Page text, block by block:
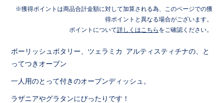
獲得ポイントは商品合計金額に対して加算される為、このページでの獲
得ポイントと異なる場合がございます。
ポイントについて詳しくはこちら をご確認ください。
ポーリッシュポタリー、ツェラミカ アルティスティチナの、と
ってつきオーブン
一人用のとって付きのオーブンディッシュ。
ラザニアやグラタンにぴったりです！